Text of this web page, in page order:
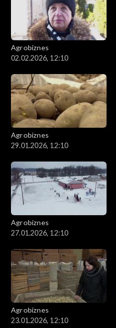
Agrobiznes
02.02.2026, 12:10
Agrobiznes
29.01.2026, 12:10
Agrobiznes
27.01.2026, 12:10
Agrobiznes
23.01.2026, 12:10